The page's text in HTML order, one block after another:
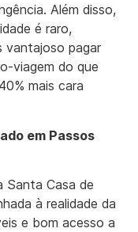
Além disso,
é raro,
vantajoso pagar
viagem do que
mais cara
em Passos
Santa Casa de
à realidade da
e bom acesso a